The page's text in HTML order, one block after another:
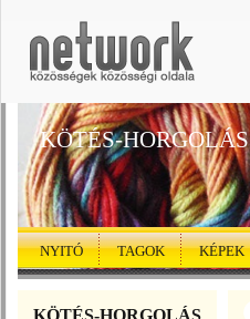
KÖTÉS-HORGOLÁS
NYITÓ TAGOK KÉPEK
KÖTÉS-HORGOLÁS